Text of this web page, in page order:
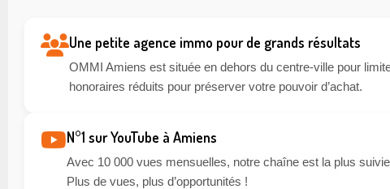
Une petite agence immo pour de grands résultats
OMMI Amiens est située en dehors du centre-ville pour
honoraires réduits pour préserver votre pouvoir d’achat.
N°1 sur YouTube à Amiens
Avec 10 000 vues mensuelles, notre chaîne est la plus
Plus de vues, plus d’opportunités !